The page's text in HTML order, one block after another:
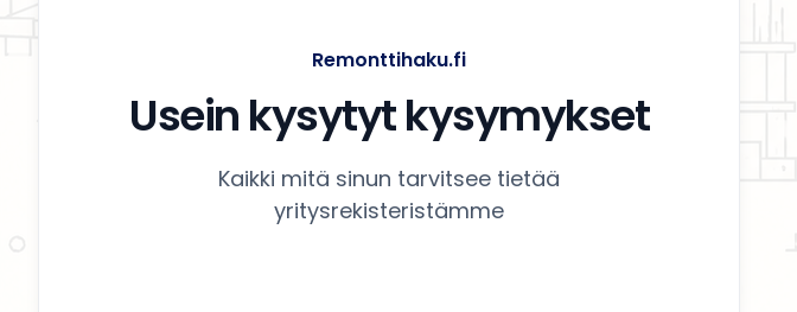
Remonttihaku.fi
Usein kysytyt kysymykset
Kaikki mitä sinun tarvitsee tietää
yritysrekisteristämme